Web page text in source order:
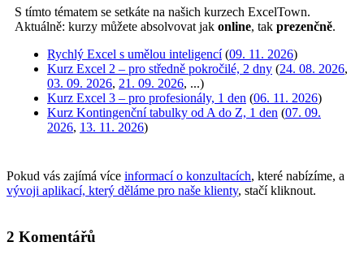
S tímto tématem se setkáte na našich kurzech ExcelTown.
Aktuálně: kurzy můžete absolvovat jak online, tak prezenčně.
Rychlý Excel s umělou inteligencí(09. 11. 2026)
Kurz Excel 2 – pro středně pokročilé, 2 dny (24. 08. 2026,
03. 09. 2026, 21. 09. 2026, ...)
Kurz Excel 3 – pro profesionály, 1 den (06. 11. 2026)
Kurz Kontingenční tabulky od A do Z, 1 den (07. 09.
2026, 13. 11. 2026)
Pokud vás zajímá více informací o konzultacích, které nabízíme, a
vývoji aplikací, který děláme pro naše klienty, stačí kliknout.
2 Komentářů